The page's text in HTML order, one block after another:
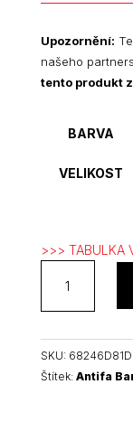
Upozornění:
našeho
tento produkt
BARVA
VELIKOST
>>> TABULKA
Barbie
crop
množství
SKU:
Štítek: Antifa